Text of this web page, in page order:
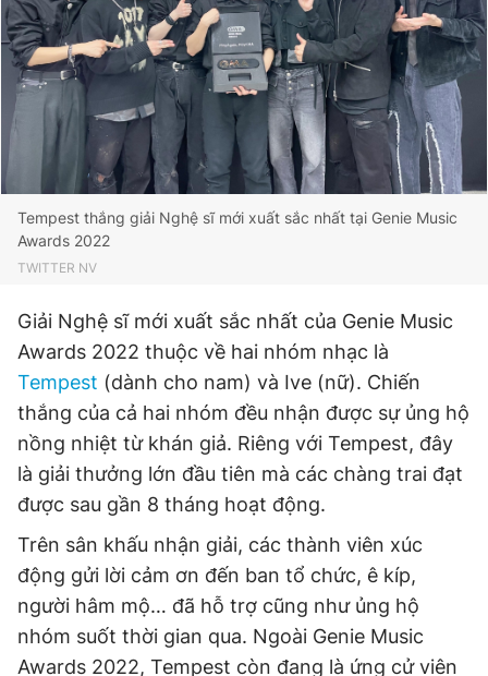
Đọc Thanh Niên trên điện thoại
Theo dõi báo trên
Hotline
0906 645 777
Đặt báo Quảng cáo RSS Tòa soạn Chính sách bảo
Tổng biên tập: Nguyễn Ngọc Toàn
Phó tổng biên tập thường trực: Hải Thành
Phó tổng biên tập: Lâm Hiếu Dũng
Phó tổng biên tập: Trần Việt Hưng
Tổng thư ký tòa soạn: Đức Trung
Giấy phép xuất bản số 110/GP - BTTTT cấp ngày 24.3.2020
© 2003-2026 Bản quyền thuộc về Báo Thanh Niên. Cấm sao
bản. Phát triển bởi ePi Technologies, JSC.
Tempest thắng giải Nghệ sĩ mới xuất sắc nhất tại Genie Music
Awards 2022
TWITTER NV
Giải Nghệ sĩ mới xuất sắc nhất của Genie Music
Awards 2022 thuộc về hai nhóm nhạc là
Tempest (dành cho nam) và Ive (nữ). Chiến
thắng của cả hai nhóm đều nhận được sự ủng hộ
nồng nhiệt từ khán giả. Riêng với Tempest, đây
là giải thưởng lớn đầu tiên mà các chàng trai đạt
được sau gần 8 tháng hoạt động.
Trên sân khấu nhận giải, các thành viên xúc
động gửi lời cảm ơn đến ban tổ chức, ê kíp,
người hâm mộ… đã hỗ trợ cũng như ủng hộ
nhóm suốt thời gian qua. Ngoài Genie Music
Awards 2022, Tempest còn đang là ứng cử viên